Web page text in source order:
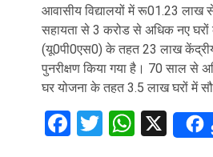
आवासीय विद्यालयों में रू01.23 लाख
सहायता से 3 करोड से अधिक नए घरों
(यू0पी0एस0) के तहत 23 लाख
पुनरीक्षण किया गया है। 70 साल से
घर योजना के तहत 3.5 लाख घरों में
Facebook
TwitterX